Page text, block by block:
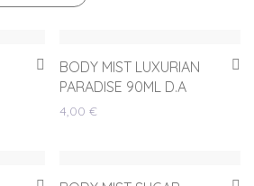
BODY MIST LUXURIAN
PARADISE 90ML D.A
4,00 €